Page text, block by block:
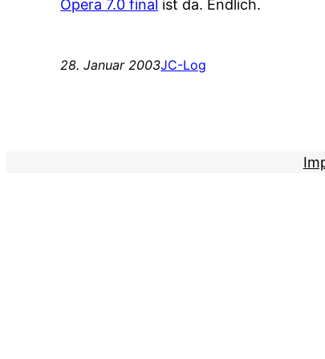
Opera 7.0 final ist da. Endlich.
28. Januar 2003JC-Log